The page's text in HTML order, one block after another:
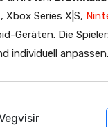
, Xbox Series X|S,
Geräten. Die
individuell anpassen.